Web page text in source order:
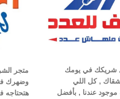
شريكك في يومك
, كل اللي
عندنا , بأفضل
متجر
وضهرك
هتحتاجه